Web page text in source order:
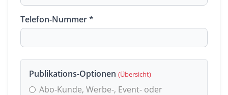
Telefon-Nummer *
Publikations-Optionen (Übersicht)
Abo-Kunde, Werbe-, Event- oder